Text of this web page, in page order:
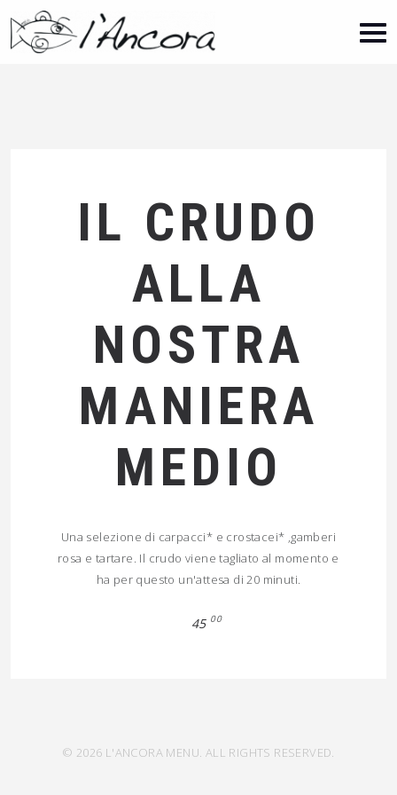
IL CRUDO
ALLA
NOSTRA
MANIERA
MEDIO
Una selezione di carpacci* e crostacei* ,gamberi
rosa e tartare. Il crudo viene tagliato al momento e
ha per questo un'attesa di 20 minuti.
45 00
© 2026 L'ANCORA MENU. ALL RIGHTS RESERVED.